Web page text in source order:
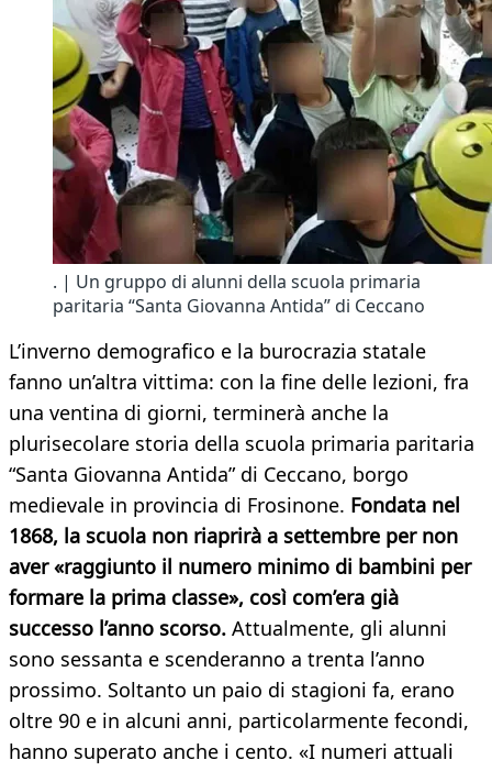
. | Un gruppo di alunni della scuola primaria
paritaria “Santa Giovanna Antida” di Ceccano
L’inverno demografico e la burocrazia statale
fanno un’altra vittima: con la fine delle lezioni, fra
una ventina di giorni, terminerà anche la
plurisecolare storia della scuola primaria paritaria
“Santa Giovanna Antida” di Ceccano, borgo
medievale in provincia di Frosinone. Fondata nel
1868, la scuola non riaprirà a settembre per non
aver «raggiunto il numero minimo di bambini per
formare la prima classe», così com’era già
successo l’anno scorso. Attualmente, gli alunni
sono sessanta e scenderanno a trenta l’anno
prossimo. Soltanto un paio di stagioni fa, erano
oltre 90 e in alcuni anni, particolarmente fecondi,
hanno superato anche i cento. «I numeri attuali